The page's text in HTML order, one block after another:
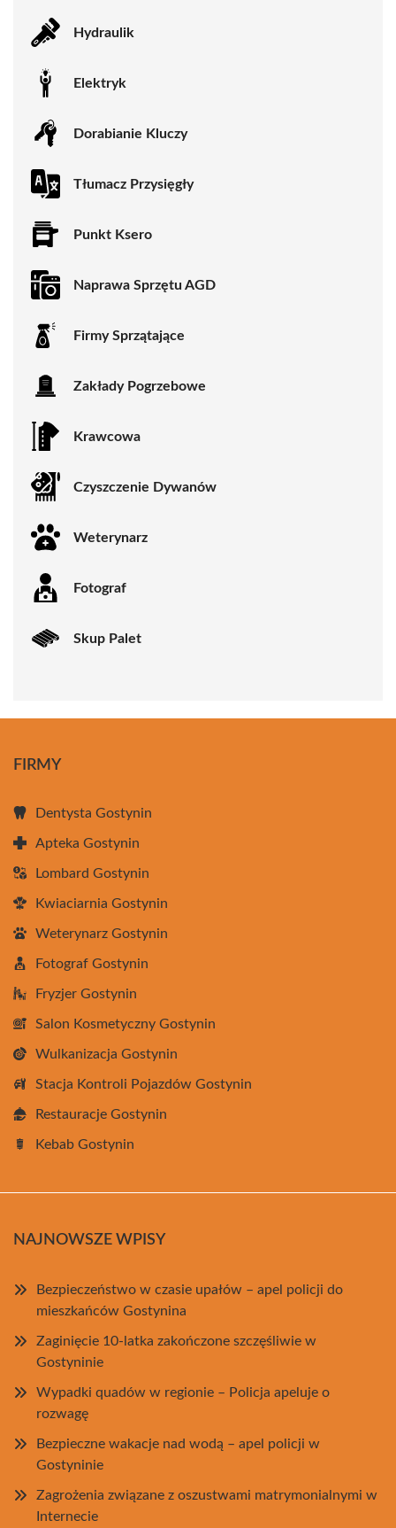
Hydraulik
Elektryk
Dorabianie Kluczy
Tłumacz Przysięgły
Punkt Ksero
Naprawa Sprzętu AGD
Firmy Sprzątające
Zakłady Pogrzebowe
Krawcowa
Czyszczenie Dywanów
Weterynarz
Fotograf
Skup Palet
FIRMY
Dentysta Gostynin
Apteka Gostynin
Lombard Gostynin
Kwiaciarnia Gostynin
Weterynarz Gostynin
Fotograf Gostynin
Fryzjer Gostynin
Salon Kosmetyczny Gostynin
Wulkanizacja Gostynin
Stacja Kontroli Pojazdów Gostynin
Restauracje Gostynin
Kebab Gostynin
NAJNOWSZE WPISY
Bezpieczeństwo w czasie upałów – apel policji do
mieszkańców Gostynina
Zaginięcie 10-latka zakończone szczęśliwie w
Gostyninie
Wypadki quadów w regionie – Policja apeluje o
rozwagę
Bezpieczne wakacje nad wodą – apel policji w
Gostyninie
Zagrożenia związane z oszustwami matrymonialnymi w
Internecie